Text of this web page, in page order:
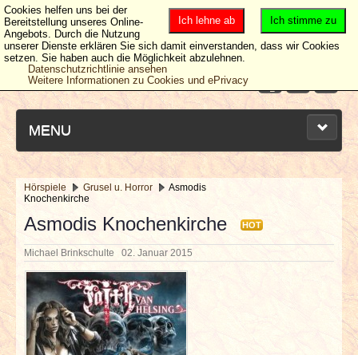
MENU
NEUESTE ARTIKEL
NEWS & DATES
BERICHTE
VERLOSUNGEN
Hörspiele Grusel u. Horror
Asmodis
Knochenkirche
Asmodis Knochenkirche HOT
Michael Brinkschulte 02. Januar 2015
Ich stimme zu
Ich lehne ab
Cookies helfen uns bei der
Bereitstellung unseres Online-
Angebots. Durch die Nutzung
unserer Dienste erklären Sie sich damit einverstanden, dass wir Cookies
setzen. Sie haben auch die Möglichkeit abzulehnen.
Datenschutzrichtlinie ansehen
Weitere Informationen zu Cookies und ePrivacy